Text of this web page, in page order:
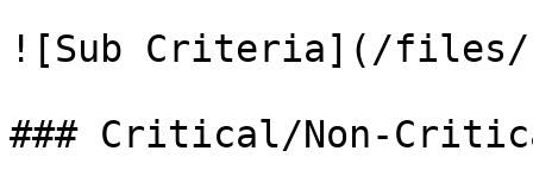
![Sub Criteria](/files/-
### Critical/Non-